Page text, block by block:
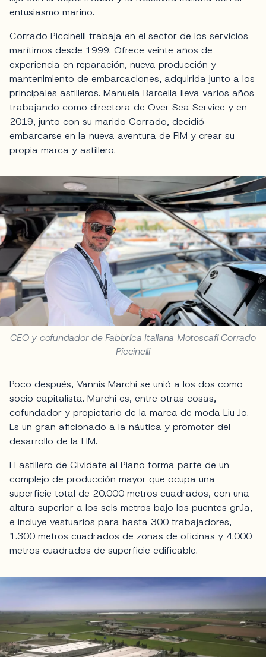
entusiasmo marino.
Corrado Piccinelli trabaja en el sector de los servicios
marítimos desde 1999. Ofrece veinte años de
experiencia en reparación, nueva producción y
mantenimiento de embarcaciones, adquirida junto a los
principales astilleros. Manuela Barcella lleva varios años
trabajando como directora de Over Sea Service y en
2019, junto con su marido Corrado, decidió
embarcarse en la nueva aventura de FIM y crear su
propia marca y astillero.
CEO y cofundador de Fabbrica Italiana Motoscafi Corrado
Piccinelli
Poco después, Vannis Marchi se unió a los dos como
socio capitalista. Marchi es, entre otras cosas,
cofundador y propietario de la marca de moda Liu Jo.
Es un gran aficionado a la náutica y promotor del
desarrollo de la FIM.
El astillero de Cividate al Piano forma parte de un
complejo de producción mayor que ocupa una
superficie total de 20.000 metros cuadrados, con una
altura superior a los seis metros bajo los puentes grúa,
e incluye vestuarios para hasta 300 trabajadores,
1.300 metros cuadrados de zonas de oficinas y 4.000
metros cuadrados de superficie edificable.